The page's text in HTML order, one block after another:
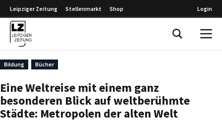
Leipziger Zeitung Stellenmarkt Shop Login
Bildung Bücher
Eine Weltreise mit einem ganz
besonderen Blick auf weltberühmte
Städte: Metropolen der alten Welt